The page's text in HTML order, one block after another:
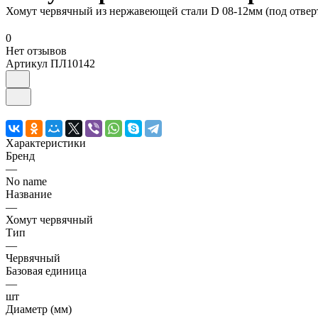
Хомут червячный из нержавеющей стали D 08-12мм (под
0
Нет отзывов
Артикул ПЛ10142
Характеристики
Бренд
—
No name
Название
—
Хомут червячный
Тип
—
Червячный
Базовая единица
—
шт
Диаметр (мм)